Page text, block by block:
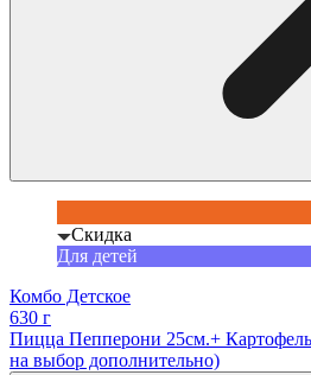
Скидка
Для детей
Комбо Детское
630 г
Пицца Пепперони 25см.+
на выбор дополнительно)